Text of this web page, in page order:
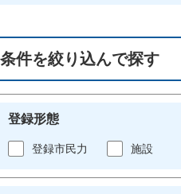
条件を絞り込んで探す
登録形態
登録市民力 施設